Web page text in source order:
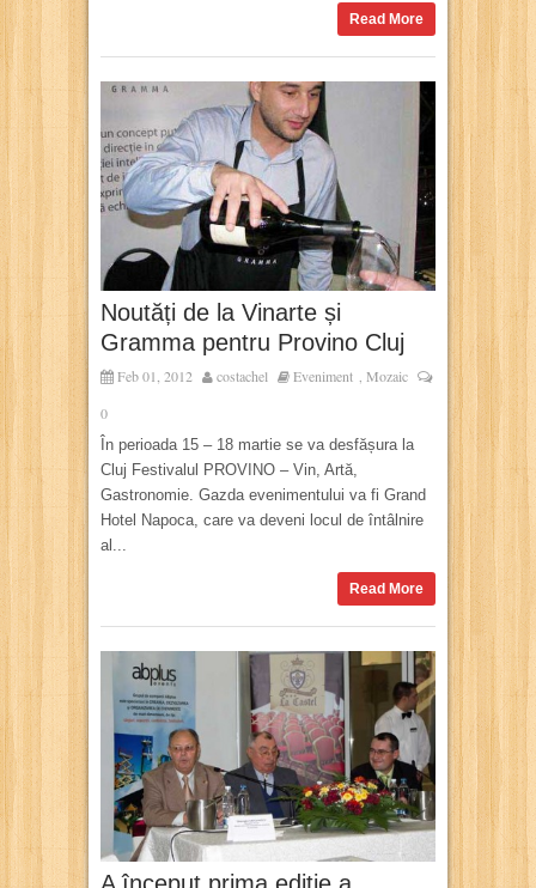
Read More
Noutăți de la Vinarte și
Gramma pentru Provino Cluj
Feb 01, 2012 costachel Eveniment , Mozaic
0
În perioada 15 – 18 martie se va desfășura la
Cluj Festivalul PROVINO – Vin, Artă,
Gastronomie. Gazda evenimentului va fi Grand
Hotel Napoca, care va deveni locul de întâlnire
al...
Read More